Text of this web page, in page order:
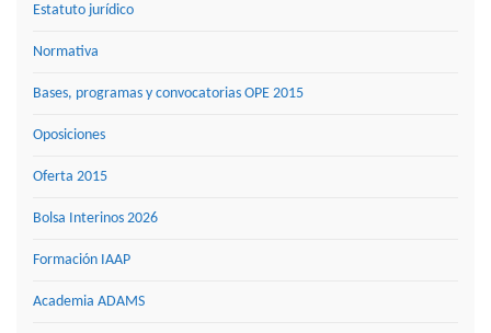
Estatuto jurídico
Normativa
Bases, programas y convocatorias OPE 2015
Oposiciones
Oferta 2015
Bolsa Interinos 2026
Formación IAAP
Academia ADAMS